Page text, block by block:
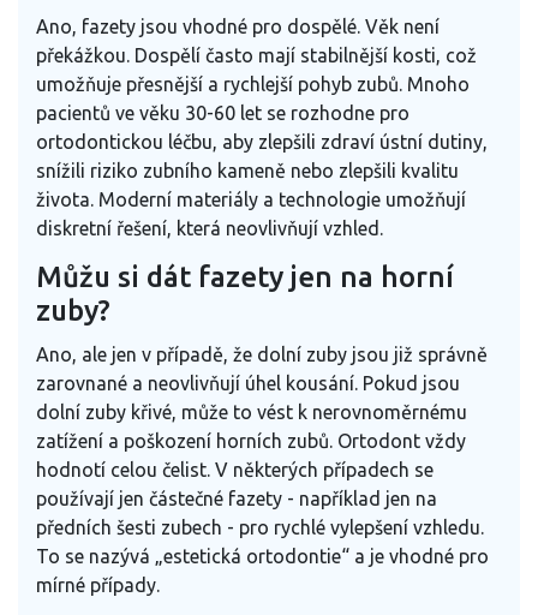
Ano, fazety jsou vhodné pro dospělé. Věk není
překážkou. Dospělí často mají stabilnější kosti, což
umožňuje přesnější a rychlejší pohyb zubů. Mnoho
pacientů ve věku 30-60 let se rozhodne pro
ortodontickou léčbu, aby zlepšili zdraví ústní dutiny,
snížili riziko zubního kameně nebo zlepšili kvalitu
života. Moderní materiály a technologie umožňují
diskretní řešení, která neovlivňují vzhled.
Můžu si dát fazety jen na horní
zuby?
Ano, ale jen v případě, že dolní zuby jsou již správně
zarovnané a neovlivňují úhel kousání. Pokud jsou
dolní zuby křivé, může to vést k nerovnoměrnému
zatížení a poškození horních zubů. Ortodont vždy
hodnotí celou čelist. V některých případech se
používají jen částečné fazety - například jen na
předních šesti zubech - pro rychlé vylepšení vzhledu.
To se nazývá „estetická ortodontie“ a je vhodné pro
mírné případy.